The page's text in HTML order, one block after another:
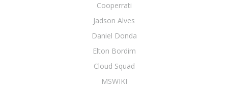
Cooperrati
Jadson Alves
Daniel Donda
Elton Bordim
Cloud Squad
MSWIKI